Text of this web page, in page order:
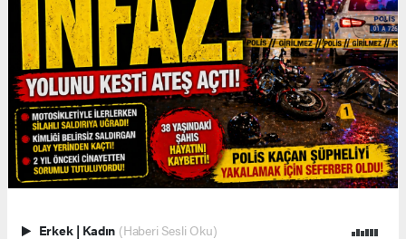
Erkek | Kadın (Haberi Sesli Oku)